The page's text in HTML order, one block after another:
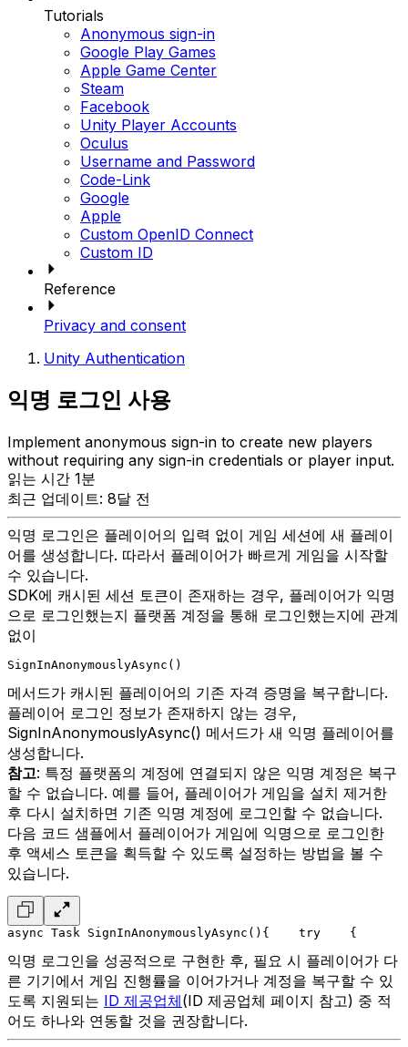
Tutorials
Anonymous sign-in
Google Play Games
Apple Game Center
Steam
Facebook
Unity Player Accounts
Oculus
Username and Password
Code-Link
Google
Apple
Custom OpenID Connect
Custom ID
Reference
Privacy and consent
Unity Authentication
익명 로그인 사용
Implement anonymous sign-in to create new players
without requiring any sign-in credentials or player input.
읽는 시간 1분
최근 업데이트: 8달 전
익명 로그인은 플레이어의 입력 없이 게임 세션에 새 플레이
어를 생성합니다. 따라서 플레이어가 빠르게 게임을 시작할
수 있습니다.
SDK에 캐시된 세션 토큰이 존재하는 경우, 플레이어가 익명
으로 로그인했는지 플랫폼 계정을 통해 로그인했는지에 관계
없이
SignInAnonymouslyAsync()
메서드가 캐시된 플레이어의 기존 자격 증명을 복구합니다.
플레이어 로그인 정보가 존재하지 않는 경우,
SignInAnonymouslyAsync() 메서드가 새 익명 플레이어를
생성합니다.
참고: 특정 플랫폼의 계정에 연결되지 않은 익명 계정은 복구
할 수 없습니다. 예를 들어, 플레이어가 게임을 설치 제거한
후 다시 설치하면 기존 익명 계정에 로그인할 수 없습니다.
다음 코드 샘플에서 플레이어가 게임에 익명으로 로그인한
후 액세스 토큰을 획득할 수 있도록 설정하는 방법을 볼 수
있습니다.
async Task SignInAnonymouslyAsync() {
    try
    {
익명 로그인을 성공적으로 구현한 후, 필요 시 플레이어가 다
른 기기에서 게임 진행률을 이어가거나 계정을 복구할 수 있
도록 지원되는 ID 제공업체(ID 제공업체 페이지 참고) 중 적
어도 하나와 연동할 것을 권장합니다.